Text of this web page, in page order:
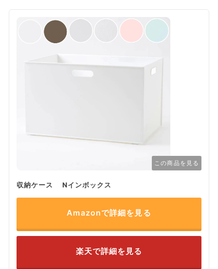
この商品を見る
収納ケース Nインボックス
Amazonで詳細を見る
楽天で詳細を見る